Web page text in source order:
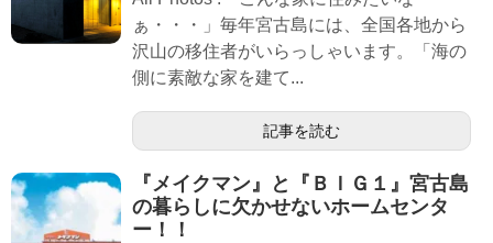
ぁ・・・」毎年宮古島には、全国各地から
沢山の移住者がいらっしゃいます。「海の
側に素敵な家を建て...
記事を読む
『メイクマン』と『ＢＩＧ１』宮古島
の暮らしに欠かせないホームセンタ
ー！！